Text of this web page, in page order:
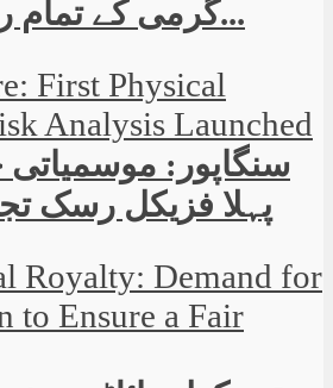
گرمی کے تمام ریکارڈ ٹوٹ...
سنگاپور:
پہلا فزیکل رسک